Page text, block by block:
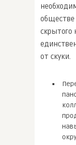
скрытого
от скуки.